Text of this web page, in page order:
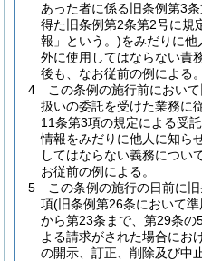
あった者に係る旧条例第3
得た旧条例第2条第2号に規
報」という。)をみだりに他
外に使用してはならない責
後も、なお従前の例による。
4
この条例の施行前におい
扱いの委託を受けた業務に
11条第3項の規定による受
情報をみだりに他人に知ら
してはならない義務につい
お従前の例による。
5
この条例の施行の日前に
項(旧条例第26条において
から第23条まで、第29条の
よる請求がされた場合にお
の開示、訂正、削除及び中